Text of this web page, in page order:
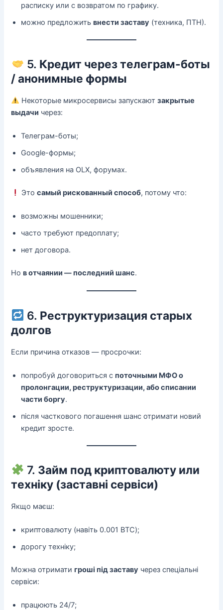
расписку или с возвратом по графику.
можно предложитьвнести заставу (техника, ПТН).
5. Кредит через телеграм-боты
/ анонимные формы
Некоторые микросервисы запускаютзакрытые
выдачи через:
Телеграм-боты;
Google-формы;
объявления на OLX, форумах.
Этосамый рискованный способ, потому что:
возможны мошенники;
часто требуют предоплату;
нет договора.
Нов отчаянии — последний шанс.
6. Реструктуризация старых
долгов
Если причина отказов — просрочки:
попробуй договориться споточными МФО о
пролонгации, реструктуризации, або списании
части боргу.
після часткового погашення шанс отримати новий
кредит зросте.
7. Займ под криптовалюту или
техніку (заставні сервіси)
Якщо маєш:
криптовалюту (навіть 0.001 BTC);
дорогу техніку;
Можна отриматигроші під заставу через спеціальні
сервіси:
працюють 24/7;